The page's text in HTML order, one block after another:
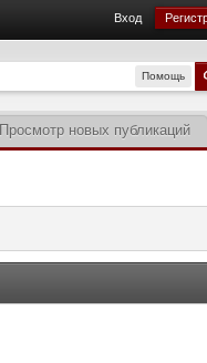
Вход
Помощь
Просмотр новых публикаций